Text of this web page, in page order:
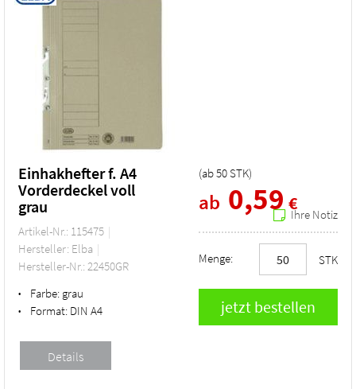
Einhakhefter f. A4
Vorderdeckel voll
grau
Artikel-Nr.: 115475
Hersteller: Elba
Hersteller-Nr.: 22450GR
• Farbe: grau
• Format: DIN A4
(ab50 STK)
ab 0,59 €
Ihre Notiz
Menge: STK